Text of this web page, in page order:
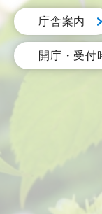
庁舎案内
開庁・受付